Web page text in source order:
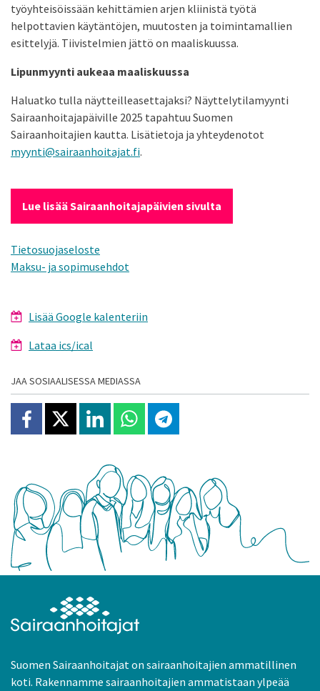
työyhteisöissään kehittämien arjen kliinistä työtä
helpottavien käytäntöjen, muutosten ja toimintamallien
esittelyjä. Tiivistelmien jättö on maaliskuussa.
Lipunmyynti aukeaa maaliskuussa
Haluatko tulla näytteilleasettajaksi? Näyttelytilamyynti
Sairaanhoitajapäiville 2025 tapahtuu Suomen
Sairaanhoitajien kautta. Lisätietoja ja yhteydenotot
myynti@sairaanhoitajat.fi.
Lue lisää Sairaanhoitajapäivien sivulta
Tietosuojaseloste
Maksu- ja sopimusehdot
Lisää Google kalenteriin
Lataa ics/ical
JAA SOSIAALISESSA MEDIASSA
Jaa Facebookissa
Jaa X:ssäJaa Linkedinissä
Jaa Whatsappissa
Jaa Telegramissa
Suomen Sairaanhoitajat on sairaanhoitajien ammatillinen
koti. Rakennamme sairaanhoitajien ammatistaan ylpeää